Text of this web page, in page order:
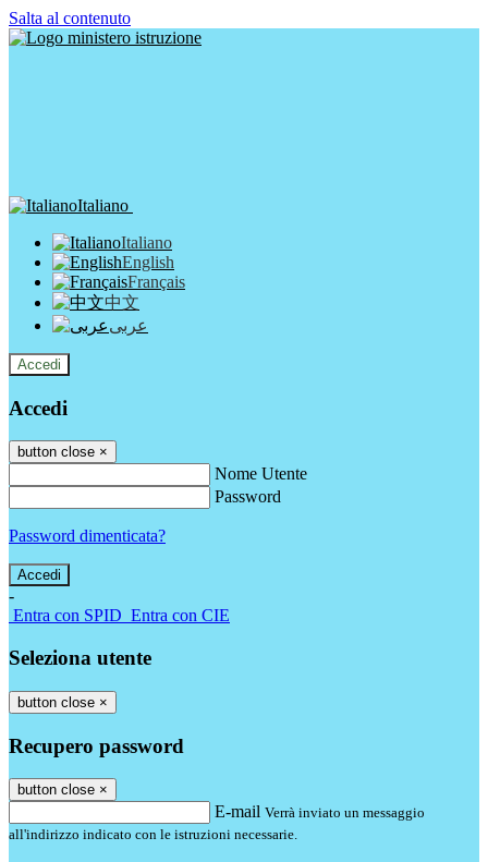
Salta al contenuto
Italiano
Italiano
English
Français
中文
عربى
Accedi
Accedi
button close ×
Nome Utente
Password
Password dimenticata?
-
Entra con SPID Entra con CIE
Seleziona utente
button close ×
Recupero password
button close ×
E-mail Verrà inviato un messaggio
all'indirizzo indicato con le istruzioni necessarie.